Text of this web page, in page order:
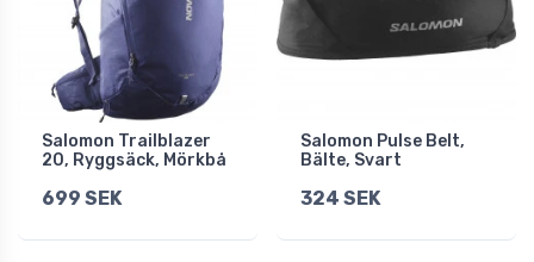
Salomon Trailblazer
20, Ryggsäck, Mörkbå
699 SEK
Salomon Pulse Belt,
Bälte, Svart
324 SEK